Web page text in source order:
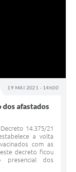
19 MAI 2021 - 14h00
afastados
14.375/21
a volta
com as
decreto ficou
dos